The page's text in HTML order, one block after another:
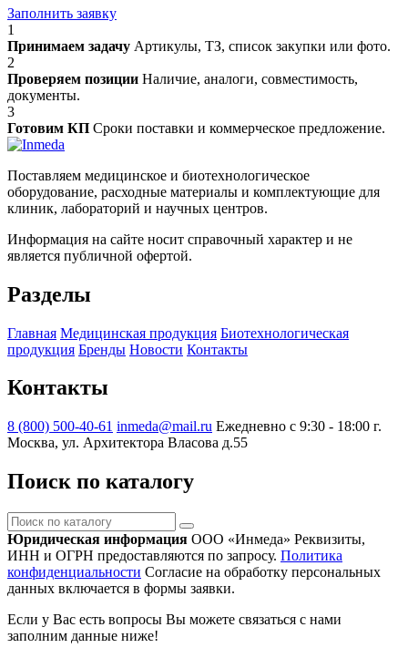
Заполнить заявку
1
Принимаем задачу Артикулы, ТЗ, список закупки или фото.
2
Проверяем позиции Наличие, аналоги, совместимость,
документы.
3
Готовим КП Сроки поставки и коммерческое предложение.
Поставляем медицинское и биотехнологическое
оборудование, расходные материалы и комплектующие для
клиник, лабораторий и научных центров.
Информация на сайте носит справочный характер и не
является публичной офертой.
Разделы
Главная Медицинская продукция Биотехнологическая
продукция Бренды Новости Контакты
Контакты
8 (800) 500-40-61 inmeda@mail.ru Ежедневно с 9:30 - 18:00 г.
Москва, ул. Архитектора Власова д.55
Поиск по каталогу
Поиск
по
каталогу
Юридическая информация ООО «Инмеда» Реквизиты,
ИНН и ОГРН предоставляются по запросу. Политика
конфиденциальности Согласие на обработку персональных
данных включается в формы заявки.
Если у Вас есть вопросы Вы можете связаться с нами
заполним данные ниже!